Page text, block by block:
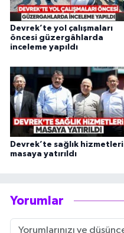
Devrek’te yol çalışmaları
öncesi güzergâhlarda
inceleme yapıldı
Devrek’te sağlık hizmetleri
masaya yatırıldı
Yorumlar